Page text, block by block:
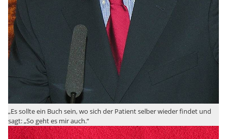
„Es sollte ein Buch sein, wo sich der Patient selber wieder findet und
sagt: „So geht es mir auch.“